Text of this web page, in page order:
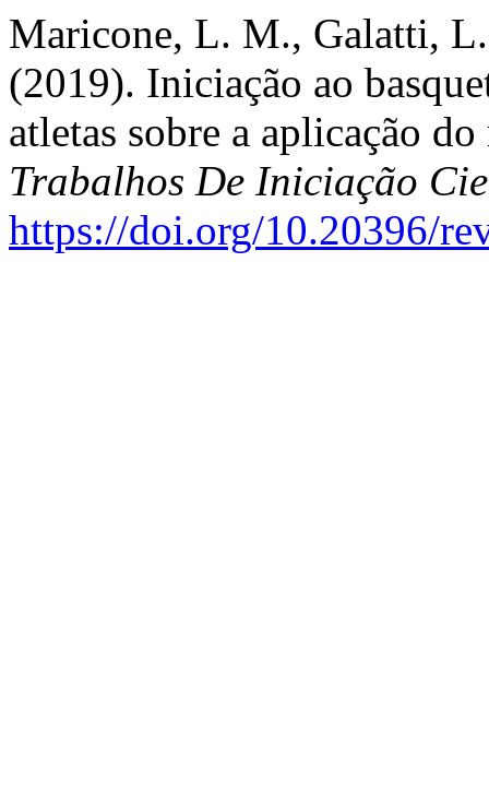
Maricone, L. M., Galatti,
(2019). Iniciação ao
atletas sobre a aplicação
Trabalhos De Iniciação
https://doi.org/10.20396/